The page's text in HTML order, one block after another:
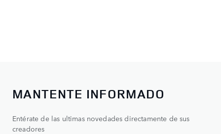
MANTENTE INFORMADO
Entérate de las ultimas novedades directamente de sus
creadores